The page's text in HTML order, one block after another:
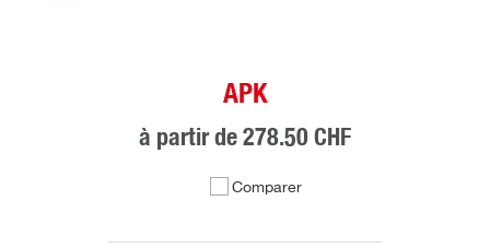
APK
à partir de 278.50 CHF
Comparer